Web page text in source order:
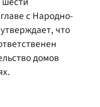
с Народно-
что
домов